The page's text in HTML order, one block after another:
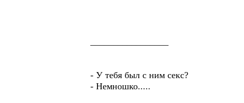
- У тебя был с ним секс?
- Немношко.....